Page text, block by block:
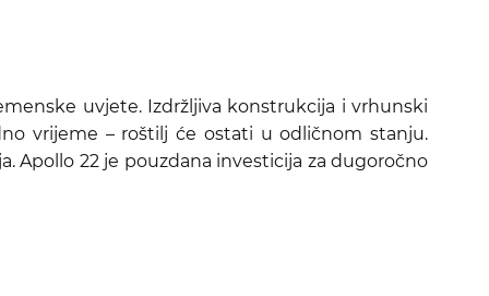
uvjete. Izdržljiva konstrukcija i vrhunski
vrijeme – roštilj će ostati u odličnom stanju.
Apollo 22 je pouzdana investicija za dugoročno